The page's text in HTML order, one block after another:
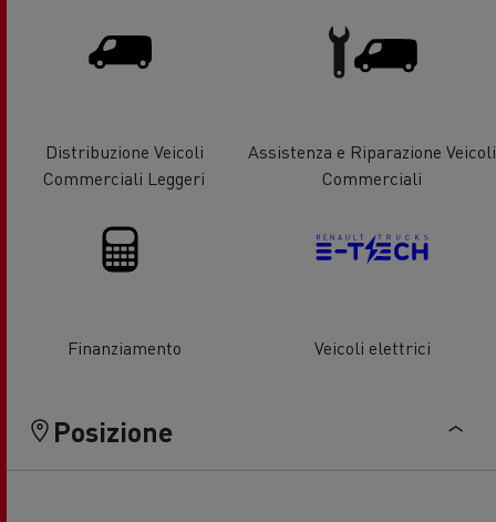
Distribuzione Veicoli
Commerciali Leggeri
Assistenza e Riparazione Veicoli
Commerciali
Finanziamento Veicoli elettrici
Posizione